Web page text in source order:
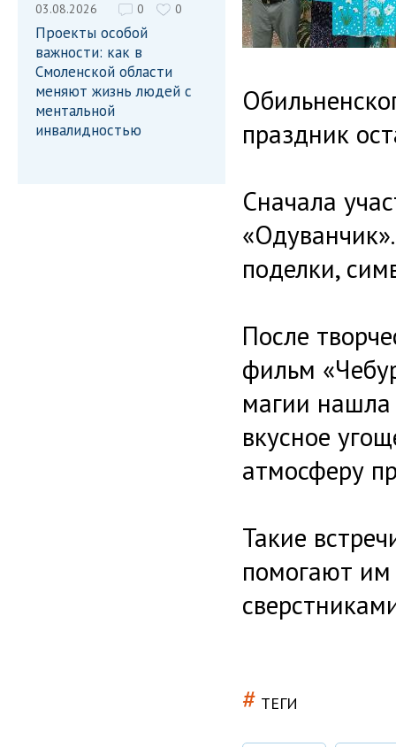
03.08.2026 0 0
Проекты особой
важности: как в
Смоленской области
меняют жизнь людей с
ментальной
инвалидностью
праздник
Сначала
поделки,
После
фильм
магии нашла
вкусное
атмосферу
Такие
помогают им
# ТЕГИ